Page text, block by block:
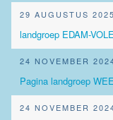
29 AUGUSTUS 2025
landgroep EDAM-
24 NOVEMBER
Pagina landgroep
24 NOVEMBER